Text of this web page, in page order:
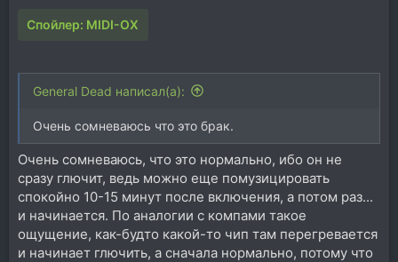
Спойлер: MIDI-OX
General Dead написал(а):
Очень сомневаюсь что это брак.
Очень сомневаюсь, что это нормально, ибо он не
сразу глючит, ведь можно еще помузицировать
спокойно 10-15 минут после включения, а потом раз...
и начинается. По аналогии с компами такое
ощущение, как-будто какой-то чип там перегревается
и начинает глючить, а сначала нормально, потому что